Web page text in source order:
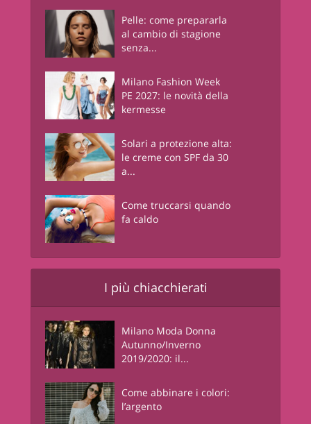
Pelle: come prepararla
al cambio di stagione
senza...
Milano Fashion Week
PE 2027: le novità della
kermesse
Solari a protezione alta:
le creme con SPF da 30
a...
Come truccarsi quando
fa caldo
I più chiacchierati
Milano Moda Donna
Autunno/Inverno
2019/2020: il...
Come abbinare i colori:
l’argento